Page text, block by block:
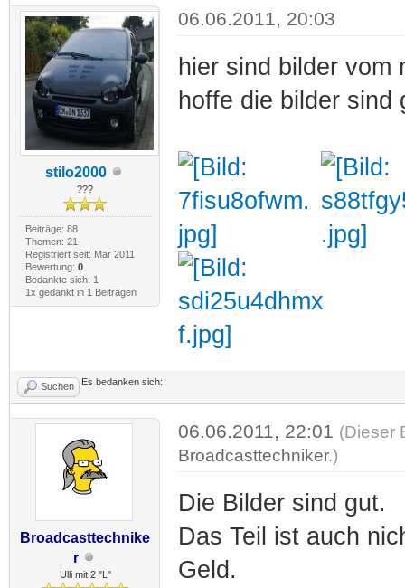
stilo2000
???
Beiträge: 88
Themen: 21
Registriert seit: Mar 2011
Bewertung: 0
Bedankte sich: 1
1x gedankt in 1 Beiträgen
06.06.2011, 20:03
hier sind bilder vom
hoffe die bilder sind
Suchen Es bedanken sich:
Broadcasttechnike
r
Ulli mit 2 "L"
06.06.2011, 22:01 (Dieser
Broadcasttechniker.)
Die Bilder sind gut.
Das Teil ist auch
Geld.